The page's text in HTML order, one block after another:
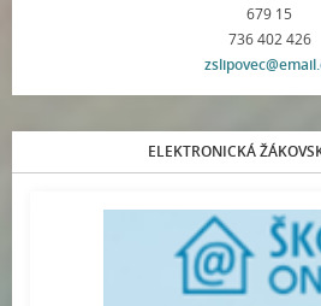
679 15
736 402 426
ELEKTRONICKÁ